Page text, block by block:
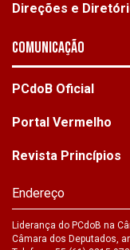
Direções e
Comunicação
PCdoB Oficial
Portal Vermelho
Revista Princípios
Endereço
Liderança do PCdoB na
Câmara dos Deputados,